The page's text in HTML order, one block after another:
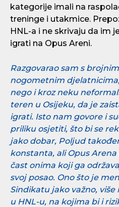
kategorije imali na
treninge i utakmice.
HNL-a i ne skrivaju da im
igrati na Opus Areni.
Razgovarao sam s
nogometnim
nego i kroz neku
teren u Osijeku, da je
igrati. Isto nam govore i
priliku osjetiti, što bi se
jako dobar, Poljud
konstanta, ali Opus
čast onima koji ga
svoj posao. Ono što je
Sindikatu jako važno,
u HNL-u, na kojima bi i